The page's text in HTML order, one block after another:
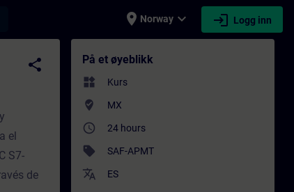
place Norway expand_more login Logg inn
- Faglig utvikling | SITRAIN
share
el
S7-
de
På et øyeblikk
widgets Kurs
where_to_vote MX
access_time 24 hours
sell SAF-APMT
translate ES